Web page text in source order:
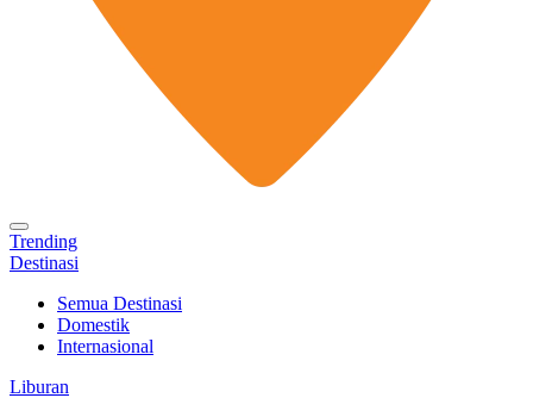
Trending
Destinasi
Semua Destinasi
Domestik
Internasional
Liburan